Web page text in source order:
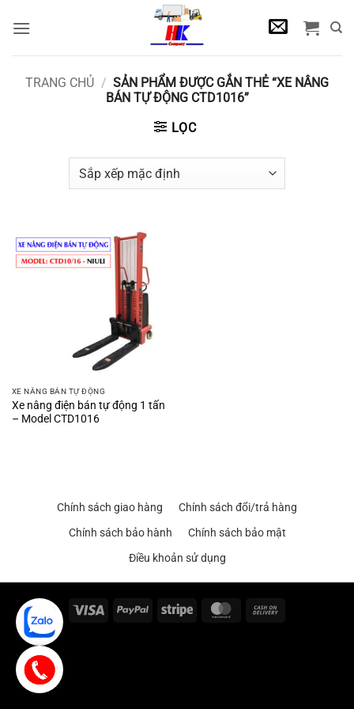
qua
TRANG CHỦ / SẢN PHẨM ĐƯỢC GẮN THẺ “XE NÂNG
BÁN TỰ ĐỘNG CTD1016”
LỌC
XE NÂNG BÁN TỰ ĐỘNG
Xe nâng điện bán tự động 1 tấn
– Model CTD1016
Chính sách giao hàng
Chính sách đổi/trả hàng
Chính sách bảo hành
Chính sách bảo mật
Điều khoản sử dụng
Visa PayPal Stripe MasterCard